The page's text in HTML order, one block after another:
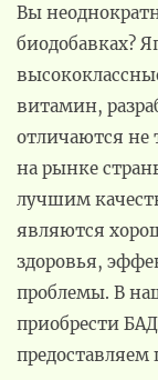
Вы
биодобавках?
витамин,
отличаются
на рынке
лучшим
являются
здоровья,
проблемы. В
приобрести